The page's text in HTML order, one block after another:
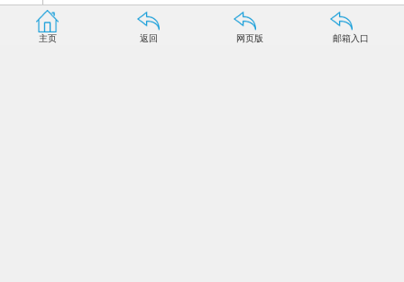
主页 返回 网页版 邮箱入口